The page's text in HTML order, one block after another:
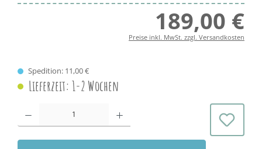
189,00 €
Preise inkl. MwSt. zzgl. Versandkosten
Spedition: 11,00 €
Lieferzeit: 1-2 Wochen
Produkt Anzahl: Gib den gewünschten Wert ein oder benutze die